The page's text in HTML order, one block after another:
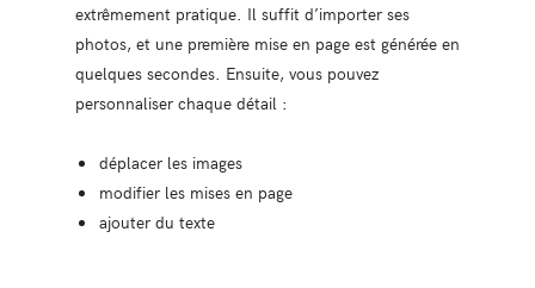
extrêmement pratique. Il suffit d’importer ses
photos, et une première mise en page est générée en
quelques secondes. Ensuite, vous pouvez
personnaliser chaque détail :
déplacer les images
modifier les mises en page
ajouter du texte